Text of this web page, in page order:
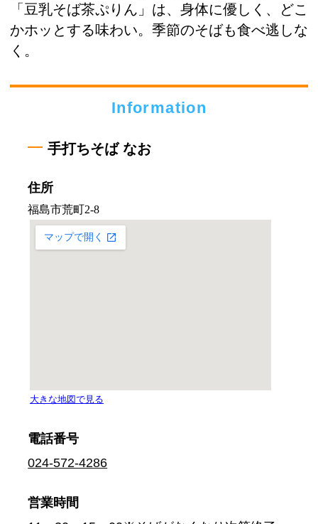
「豆乳そば茶ぷりん」は、身体に優しく、どこ
かホッとする味わい。季節のそばも食べ逃しな
く。
Information
手打ちそば なお
住所
電話番号
024-572-4286
営業時間